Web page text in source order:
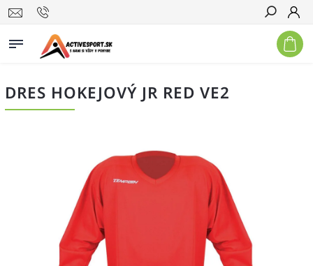
Hľadať
DRES HOKEJOVÝ JR RED VE2